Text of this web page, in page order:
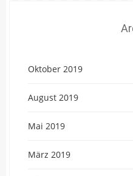
Oktober 2019
August 2019
Mai 2019
März 2019